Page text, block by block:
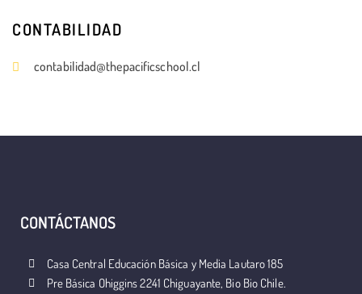
CONTABILIDAD
contabilidad@thepacificschool.cl
CONTÁCTANOS
Casa Central Educación Básica y Media Lautaro 185
Pre Básica Ohiggins 2241 Chiguayante, Bio Bio Chile.